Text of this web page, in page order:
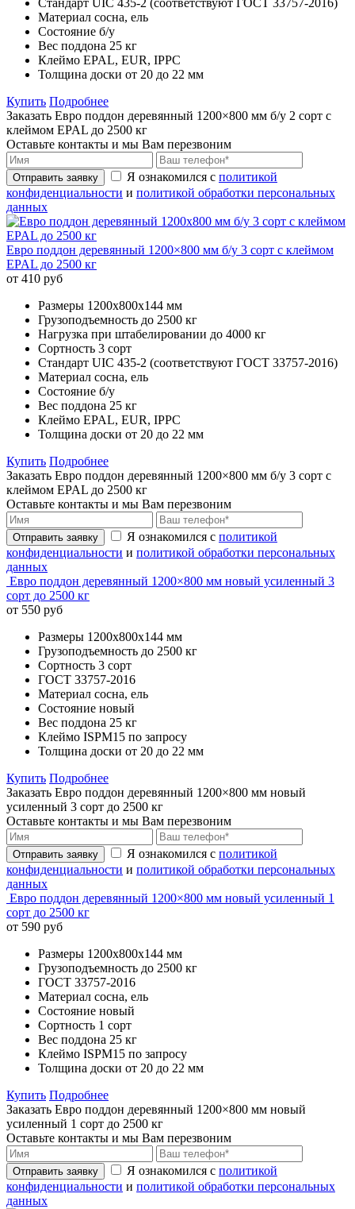
Стандарт UIC 435-2 (соответствуют ГОСТ 33757-2016)
Материал сосна, ель
Состояние б/у
Вес поддона 25 кг
Клеймо EPAL, EUR, IPPC
Толщина доски от 20 до 22 мм
Купить Подробнее
Заказать Евро поддон деревянный 1200×800 мм б/у 2 сорт с
клеймом EPAL до 2500 кг
Оставьте контакты и мы Вам перезвоним
Отправить заявку Я ознакомился с политикой
конфиденциальности и политикой обработки персональных
данных
Евро поддон деревянный 1200×800 мм б/у 3 сорт с клеймом
EPAL до 2500 кг
от 410 руб
Размеры 1200х800х144 мм
Грузоподъемность до 2500 кг
Нагрузка при штабелировании до 4000 кг
Сортность 3 сорт
Стандарт UIC 435-2 (соответствуют ГОСТ 33757-2016)
Материал сосна, ель
Состояние б/у
Вес поддона 25 кг
Клеймо EPAL, EUR, IPPC
Толщина доски от 20 до 22 мм
Купить Подробнее
Заказать Евро поддон деревянный 1200×800 мм б/у 3 сорт с
клеймом EPAL до 2500 кг
Оставьте контакты и мы Вам перезвоним
Отправить заявку Я ознакомился с политикой
конфиденциальности и политикой обработки персональных
данных
Евро поддон деревянный 1200×800 мм новый усиленный 3
сорт до 2500 кг
от 550 руб
Размеры 1200х800х144 мм
Грузоподъемность до 2500 кг
Сортность 3 сорт
ГОСТ 33757-2016
Материал сосна, ель
Состояние новый
Вес поддона 25 кг
Клеймо ISPM15 по запросу
Толщина доски от 20 до 22 мм
Купить Подробнее
Заказать Евро поддон деревянный 1200×800 мм новый
усиленный 3 сорт до 2500 кг
Оставьте контакты и мы Вам перезвоним
Отправить заявку Я ознакомился с политикой
конфиденциальности и политикой обработки персональных
данных
Евро поддон деревянный 1200×800 мм новый усиленный 1
сорт до 2500 кг
от 590 руб
Размеры 1200х800х144 мм
Грузоподъемность до 2500 кг
ГОСТ 33757-2016
Материал сосна, ель
Состояние новый
Сортность 1 сорт
Вес поддона 25 кг
Клеймо ISPM15 по запросу
Толщина доски от 20 до 22 мм
Купить Подробнее
Заказать Евро поддон деревянный 1200×800 мм новый
усиленный 1 сорт до 2500 кг
Оставьте контакты и мы Вам перезвоним
Отправить заявку Я ознакомился с политикой
конфиденциальности и политикой обработки персональных
данных